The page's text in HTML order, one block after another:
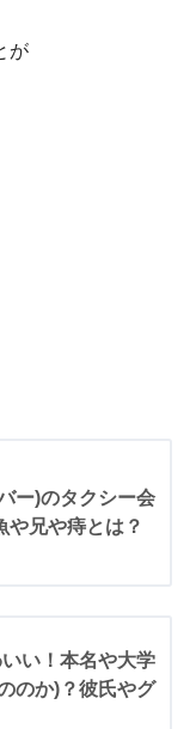
が
ー)のタクシー会
や兄や痔とは？
い！本名や大学
のか)？彼氏やグ